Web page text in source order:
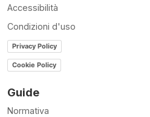
Accessibilità
Condizioni d'uso
Privacy Policy
Cookie Policy
Guide
Normativa